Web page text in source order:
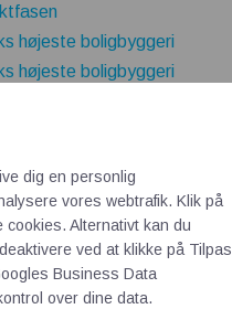
højeste boligbyggeri
højeste boligbyggeri
dig en personlig
vores webtrafik. Klik på
Alternativt kan du
ved at klikke på Tilpas
Business Data
over dine data.